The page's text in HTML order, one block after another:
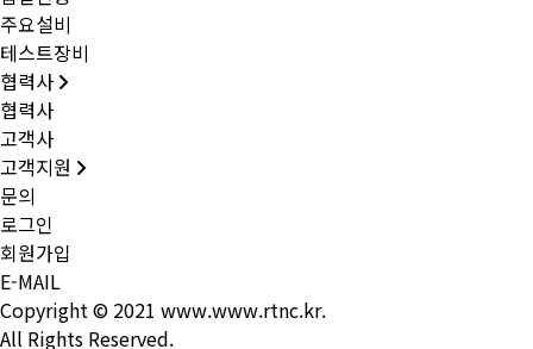
주요설비
테스트장비
협력사
협력사
고객사
고객지원
문의
로그인
회원가입
E-MAIL
Copyright © 2021 www.www.rtnc.kr.
All Rights Reserved.